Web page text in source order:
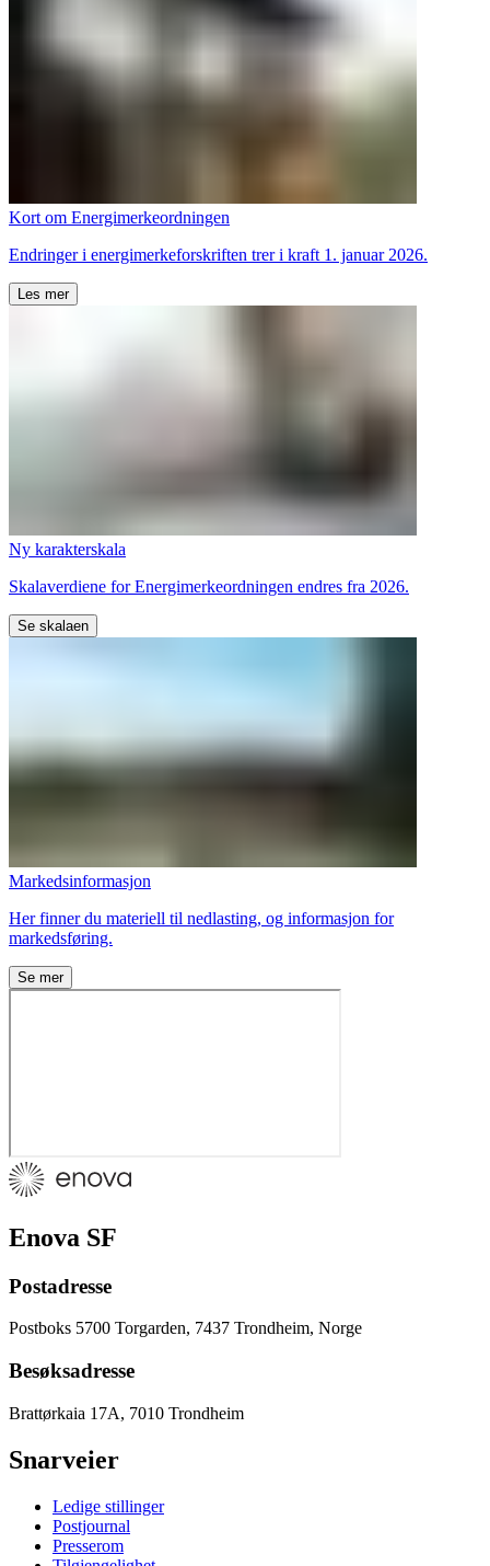
Kort om Energimerkeordningen
Endringer i energimerkeforskriften trer i kraft 1. januar 2026.
Les mer
Ny karakterskala
Skalaverdiene for Energimerkeordningen endres fra 2026.
Se skalaen
Markedsinformasjon
Her finner du materiell til nedlasting, og informasjon for
markedsføring.
Se mer
Enova SF
Postadresse
Postboks 5700 Torgarden, 7437 Trondheim, Norge
Besøksadresse
Brattørkaia 17A, 7010 Trondheim
Snarveier
Ledige stillinger
Postjournal
Presserom